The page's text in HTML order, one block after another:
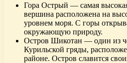
Гора Острый — самая
вершина расположена на
уровнем моря. С горы
окружающую природу.
Остров Шикотан — один из
Курильской гряды,
районе. Остров славится